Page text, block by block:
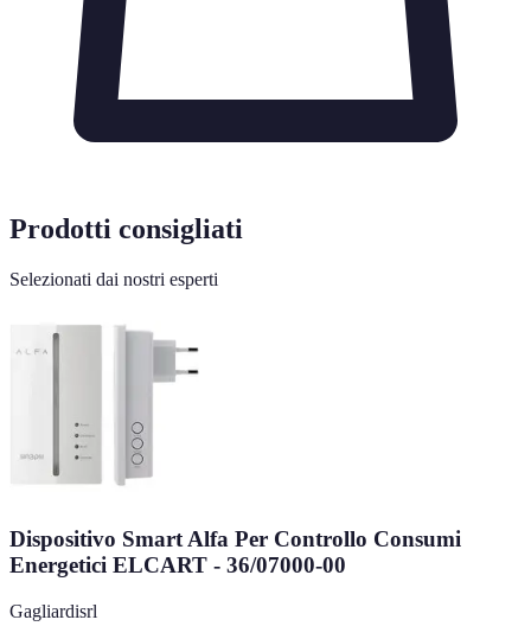
Prodotti consigliati
Selezionati dai nostri esperti
Dispositivo Smart Alfa Per Controllo Consumi
Energetici ELCART - 36/07000-00
Gagliardisrl